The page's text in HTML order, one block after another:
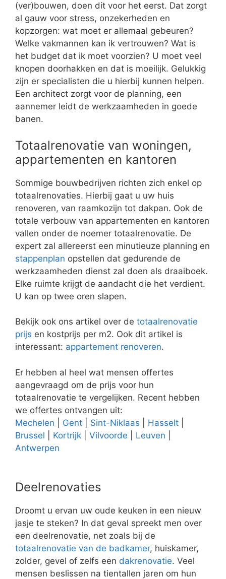
(ver)bouwen, doen dit voor het eerst. Dat zorgt
al gauw voor stress, onzekerheden en
kopzorgen: wat moet er allemaal gebeuren?
Welke vakmannen kan ik vertrouwen? Wat is
het budget dat ik moet voorzien? U moet veel
knopen doorhakken en dat is moeilijk. Gelukkig
zijn er specialisten die u hierbij kunnen helpen.
Een architect zorgt voor de planning, een
aannemer leidt de werkzaamheden in goede
banen.
Totaalrenovatie van woningen,
appartementen en kantoren
Sommige bouwbedrijven richten zich enkel op
totaalrenovaties. Hierbij gaat u uw huis
renoveren, van raamkozijn tot dakpan. Ook de
totale verbouw van appartementen en kantoren
vallen onder de noemer totaalrenovatie. De
expert zal allereerst een minutieuze planning en
stappenplan opstellen dat gedurende de
werkzaamheden dienst zal doen als draaiboek.
Elke ruimte krijgt de aandacht die het verdient.
U kan op twee oren slapen.
Bekijk ook ons artikel over de totaalrenovatie
prijs en kostprijs per m2. Ook dit artikel is
interessant: appartement renoveren.
Er hebben al heel wat mensen offertes
aangevraagd om de prijs voor hun
totaalrenovatie te vergelijken. Recent hebben
we offertes ontvangen uit:
Mechelen
Gent Sint-Niklaas Hasselt
Brussel
Kortrijk Vilvoorde Leuven
Antwerpen
Deelrenovaties
Droomt u ervan uw oude keuken in een nieuw
jasje te steken? In dat geval spreekt men over
een deelrenovatie, net zoals bij de
totaalrenovatie van de badkamer, huiskamer,
zolder, gevel of zelfs een dakrenovatie. Veel
mensen beslissen na tientallen jaren om hun